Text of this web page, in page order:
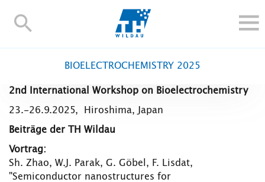
TH-
FORSCHUNG UND TRANSFER
ALUMNI
HOCHSCHULE
INTERNATIONAL
BESCHÄFTIGTE
BIOELECTROCHEMISTRY 2025
2nd International Workshop on Bioelectrochemistry
23.-26.9.2025, Hiroshima, Japan
Beiträge der TH Wildau
Vortrag:
Sh. Zhao, W.J. Parak, G. Göbel, F. Lisdat,
"Semiconductor nanostructures for